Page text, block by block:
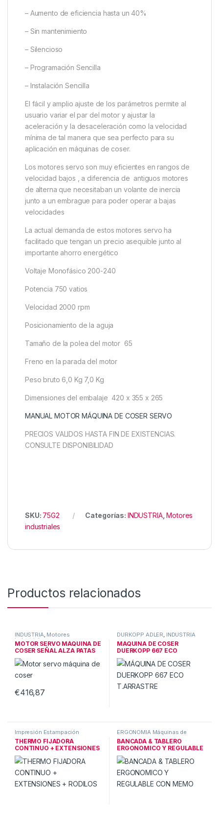
– Aumento de eficiencia hasta un 40%
– Sin mantenimiento
– Silencioso
– Programación Sencilla
– Instalación Sencilla
El fácil y amplio ajuste de los parámetros permite al
usuario variar el par del motor y ajustar la
aceleración y la desaceleración como la velocidad
mínima de tal manera que sea perfecto para su
aplicación en máquinas de coser.
Los motores servo son muy eficientes en rangos de
velocidad bajos , a diferencia de antiguos motores
de alterna que necesitaban un volante de inercia
junto a un embrague para poder operar a bajas
velocidades
La actual demanda de estos motores servo ha
facilitado que tengan un precio asequible junto al
importante ahorro energético
Voltaje Monofásico 200-240
Potencia 750 vatios
Velocidad 2000 rpm
Posicionamiento de la aguja
Tamaño de la polea del motor 65
Freno en la parada del motor
Peso bruto 6,0 Kg 7,0 Kg
Dimensiones del embalaje 420 x 355 x 265
MANUAL MOTOR MÁQUINA DE COSER SERVO
PRECIOS VALIDOS HASTA FIN DE EXISTENCIAS.
CONSULTE DISPONIBILIDAD
SKU: 75G2 Categorías: INDUSTRIA,Motores
industriales
Productos relacionados
INDUSTRIA, Motores
industriales
MOTOR SERVO MÁQUINA DE
COSER SEÑAL ALZA PATAS
600W
€416,87
DÜRKOPP ADLER, INDUSTRIA
MÁQUINA DE COSER
DUERKOPP 667 ECO
T.ARRASTRE
Impresión Estampación
Termofijadoras ,INDUSTRIA
THERMO FIJADORA
CONTINUO + EXTENSIONES
+ RODILOS
ERGONOMIA Máquinas de
coser, INDUSTRIA
BANCADA & TABLERO
ERGONOMICO Y REGULABLE
CON MEMO